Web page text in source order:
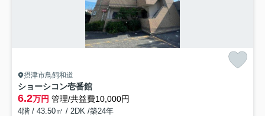
摂津市鳥飼和道
ショーシコン壱番館
6.2万円 管理/共益費10,000円
4階 / 43.50㎡ / 2DK /築24年